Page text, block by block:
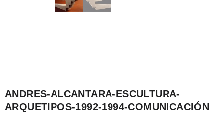
ANDRES-ALCANTARA-ESCULTURA-
ARQUETIPOS-1992-1994-COMUNICACIÓN